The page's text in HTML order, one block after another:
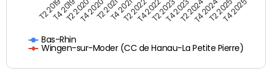
Bas-Rhin
Wingen-sur-Moder (CC de Hanau-La Petite Pierre)
T2 2019T4 2019T2 2020T4 2020T2 2021T4 2021T2 2022T4 2022T2 2023T4 2023T2 2024T4 2024T2 2025T4 2025